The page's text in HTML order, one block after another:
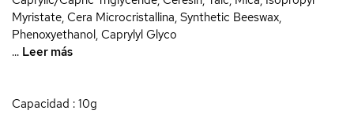
Myristate, Cera Microcristallina, Synthetic Beeswax,
Phenoxyethanol, Caprylyl Glyco
... Leer más
Capacidad : 10g